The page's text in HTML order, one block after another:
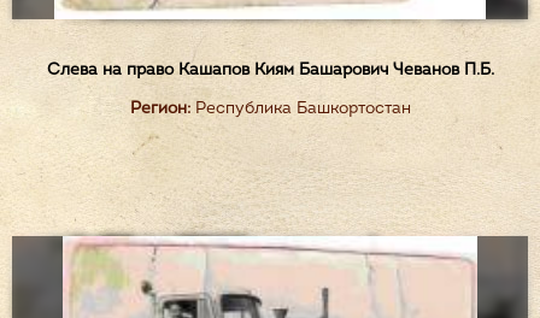
Слева на право Кашапов Киям Башарович Чеванов П.Б.
Регион:Республика Башкортостан